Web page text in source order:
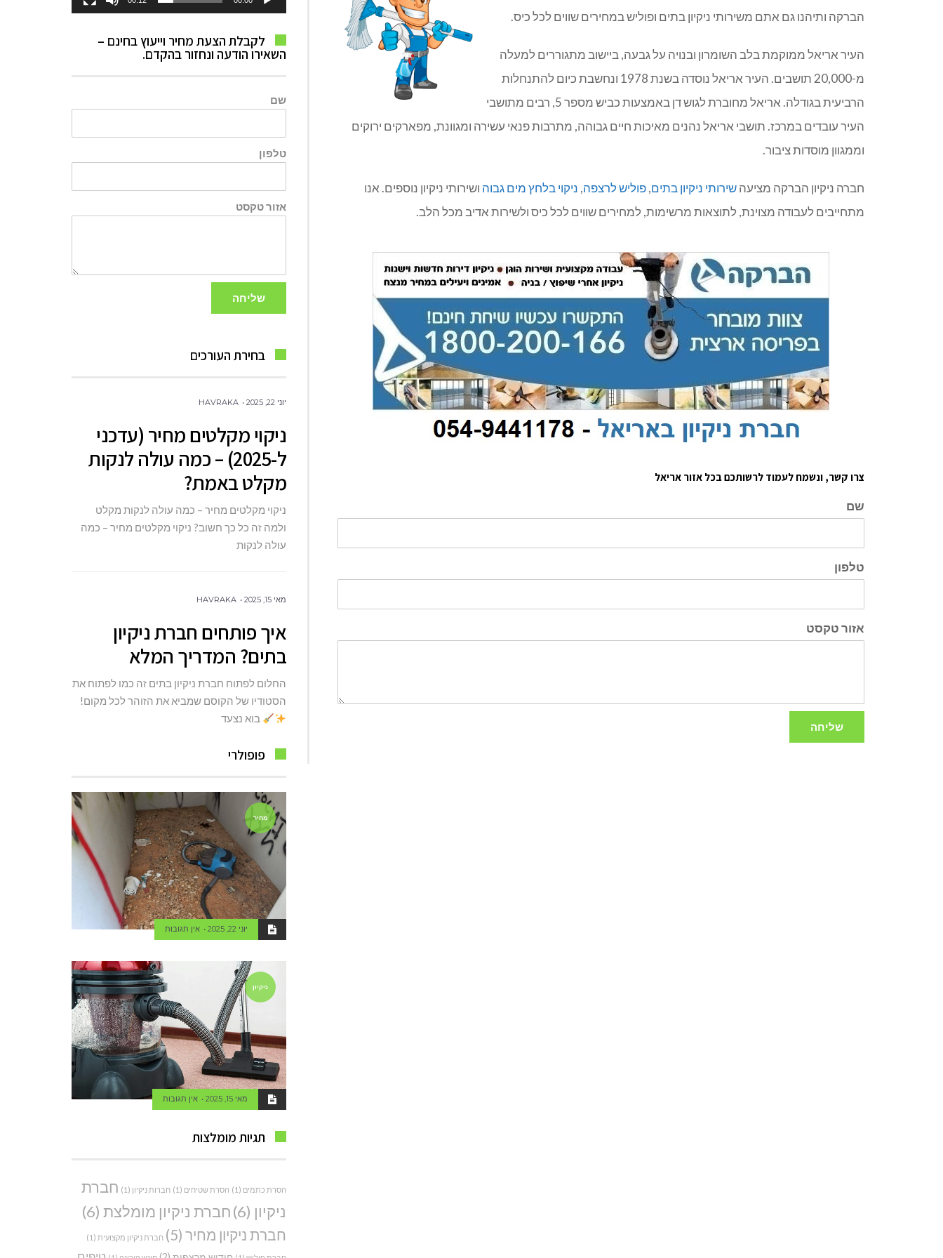
הברקה ותיהנו גם אתם משירותי ניקיון בתים ופוליש במחירים שווים לכל כיס.
העיר אריאל ממוקמת בלב השומרון ובנויה על גבעה, ביישוב מתגוררים למעלה
מ-20,000 תושבים. העיר אריאל נוסדה בשנת 1978 ונחשבת כיום להתנחלות
הרביעית בגודלה. אריאל מחוברת לגוש דן באמצעות כביש מספר 5, רבים מתושבי
העיר עובדים במרכז. תושבי אריאל נהנים מאיכות חיים גבוהה, מתרבות פנאי עשירה ומגוונת, מפארקים ירוקים
וממגוון מוסדות ציבור.
חברה ניקיון הברקה מציעהשירותי ניקיון בתים,פוליש לרצפה, ניקוי בלחץ מים גבוה ושירותי ניקיון נוספים. אנו
מתחייבים לעבודה מצוינת, לתוצאות מרשימות, למחירים שווים לכל כיס ולשירות אדיב מכל הלב.
צרו קשר, ונשמח לעמוד לרשותכם בכל אזור אריאל
שם
טלפון
אזור טקסט
שליחה
לקבלת הצעת מחיר וייעוץ בחינם –
השאירו הודעה ונחזור בהקדם.
שם
טלפון
אזור טקסט
שליחה
בחירת העורכים
יוני 22, 2025 HAVRAKA
ניקוי מקלטים מחיר (עדכני
ל-2025) – כמה עולה לנקות
מקלט באמת?
ניקוי מקלטים מחיר – כמה עולה לנקות מקלט
ולמה זה כל כך חשוב? ניקוי מקלטים מחיר – כמה
עולה לנקות
מאי 15, 2025 HAVRAKA
איך פותחים חברת ניקיון
בתים? המדריך המלא
החלום לפתוח חברת ניקיון בתים זה כמו לפתוח את
הסטודיו של הקוסם שמביא את הזוהר לכל מקום!
בוא נצעד
פופולרי
מחיר
יוני 22, 2025 אין תגובות
ניקיון
מאי 15, 2025 אין תגובות
תגיות מומלצות
הסרת כתמים (1) הסרת שטיחים (1) חברות ניקיון (1)
חברת
ניקיון (6) חברת ניקיון מומלצת (6)
חברת ניקיון מחיר (5) חברת ניקיון מקצועית (1)